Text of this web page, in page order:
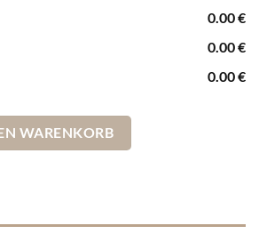
0.00€
0.00€
0.00€
Leinwandbild Retro braun Menge
WARENKORB